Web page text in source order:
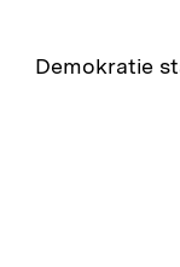
Zur
Demokratie